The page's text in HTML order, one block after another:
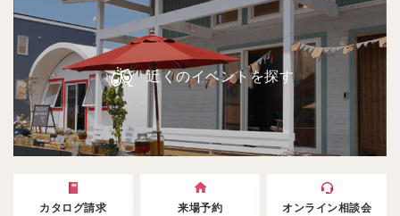
近くのイベントを探す
カタログ請求 来場予約 オンライン相談会